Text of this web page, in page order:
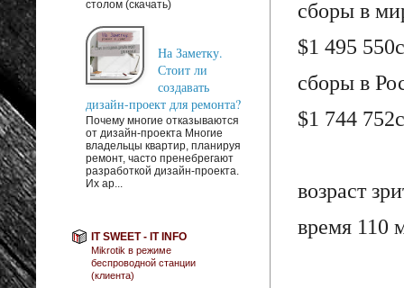
сборы в
$1 495
сборы в
$1 744
возраст
время 110
столом (скачать)
На Заметку.
Стоит ли
создавать
дизайн-проект для ремонта?
Почему многие отказываются
от дизайн-проекта Многие
владельцы квартир, планируя
ремонт, часто пренебрегают
разработкой дизайн-проекта.
Их ар...
IT SWEET - IT INFO
Mikrotik в режиме
беспроводной станции
(клиента)